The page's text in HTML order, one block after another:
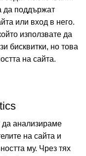
лв. /128.00 €
с
да поддържат
или вход в него.
използвате да
бисквитки, но това
на сайта.
да анализираме
на сайта и
му. Чрез тях